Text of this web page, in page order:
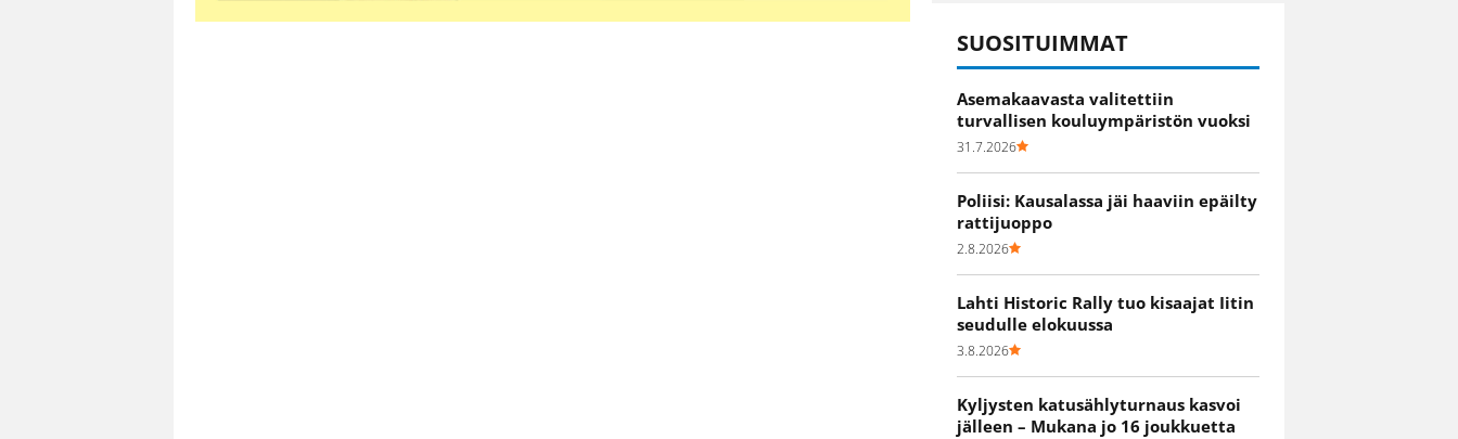
SUOSITUIMMAT
Asemakaavasta valitettiin
turvallisen kouluympäristön vuoksi
31.7.2026
Poliisi: Kausalassa jäi haaviin epäilty
rattijuoppo
2.8.2026
Lahti Historic Rally tuo kisaajat Iitin
seudulle elokuussa
3.8.2026
Kyljysten katusählyturnaus kasvoi
jälleen – Mukana jo 16 joukkuetta